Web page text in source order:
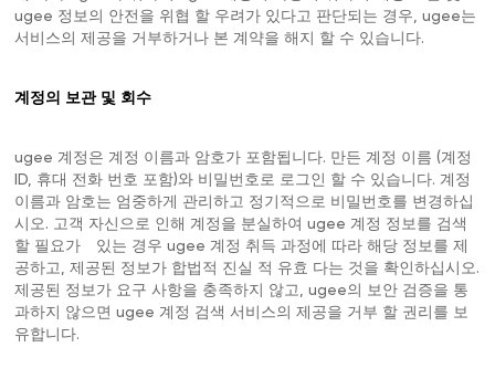
ugee 정보의 안전을 위협 할 우려가 있다고 판단되는 경우, ugee는
서비스의 제공을 거부하거나 본 계약을 해지 할 수 있습니다.
계정의 보관 및 회수
ugee 계정은 계정 이름과 암호가 포함됩니다. 만든 계정 이름 (계정
ID, 휴대 전화 번호 포함)와 비밀번호로 로그인 할 수 있습니다. 계정
이름과 암호는 엄중하게 관리하고 정기적으로 비밀번호를 변경하십
시오. 고객 자신으로 인해 계정을 분실하여 ugee 계정 정보를 검색
할 필요가 있는 경우 ugee 계정 취득 과정에 따라 해당 정보를 제
공하고, 제공된 정보가 합법적 진실 적 유효 다는 것을 확인하십시오.
제공된 정보가 요구 사항을 충족하지 않고, ugee의 보안 검증을 통
과하지 않으면 ugee 계정 검색 서비스의 제공을 거부 할 권리를 보
유합니다.